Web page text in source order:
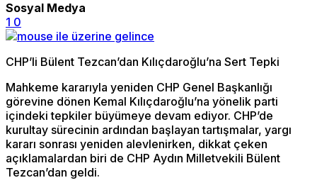
Sosyal Medya
1 0
CHP’li Bülent Tezcan’dan Kılıçdaroğlu’na Sert Tepki
Mahkeme kararıyla yeniden CHP Genel Başkanlığı
görevine dönen Kemal Kılıçdaroğlu’na yönelik parti
içindeki tepkiler büyümeye devam ediyor. CHP’de
kurultay sürecinin ardından başlayan tartışmalar, yargı
kararı sonrası yeniden alevlenirken, dikkat çeken
açıklamalardan biri de CHP Aydın Milletvekili Bülent
Tezcan’dan geldi.